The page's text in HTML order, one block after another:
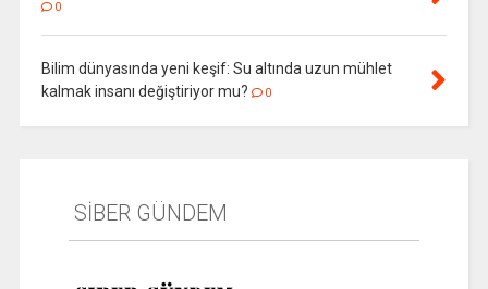
0
Bilim dünyasında yeni keşif: Su altında uzun mühlet
kalmak insanı değiştiriyor mu?
0
SİBER GÜNDEM